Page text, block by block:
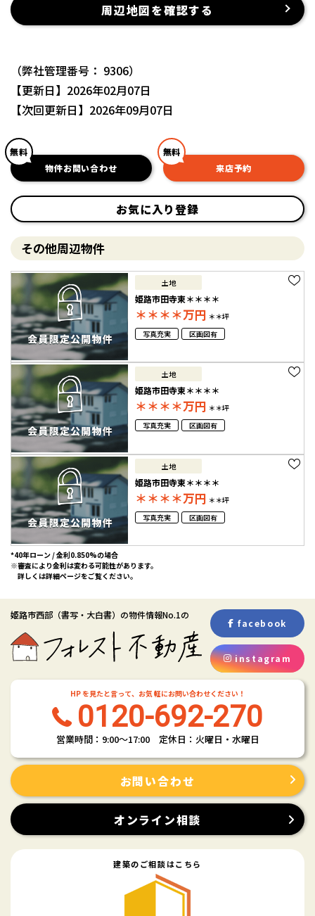
周辺地図を確認する
（弊社管理番号： 9306）
【更新日】2026年02月07日
【次回更新日】2026年09月07日
無料
物件お問い合わせ
無料
来店予約
お気に入り登録
その他周辺物件
土地
姫路市田寺東＊＊＊＊
＊＊＊＊万円 ＊＊坪
写真充実
区画図有
土地
姫路市田寺東＊＊＊＊
＊＊＊＊万円 ＊＊坪
写真充実
区画図有
土地
姫路市田寺東＊＊＊＊
＊＊＊＊万円 ＊＊坪
写真充実
区画図有
*40年ローン / 金利0.850%の場合
※審査により金利は変わる可能性があります。
詳しくは詳細ページをご覧ください。
姫路市西部 （書写・大白書） の物件情報No.1の
facebook
instagram
HP を見たと言って、お気 軽にお問い合わせください！
0120-692-270
営業時間：9:00〜17:00 定休日：火曜日・水曜日
お問い合わせ
オンライン相談
建築のご相談はこちら